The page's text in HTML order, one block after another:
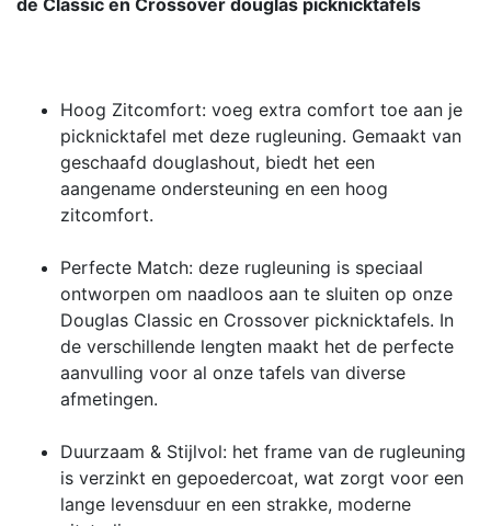
Hoog Zitcomfort: voeg extra comfort toe aan je
picknicktafel met deze rugleuning. Gemaakt van
geschaafd douglashout, biedt het een
aangename ondersteuning en een hoog
zitcomfort.
Perfecte Match: deze rugleuning is speciaal
ontworpen om naadloos aan te sluiten op onze
Douglas Classic en Crossover picknicktafels. In
de verschillende lengten maakt het de perfecte
aanvulling voor al onze tafels van diverse
afmetingen.
Duurzaam & Stijlvol: het frame van de rugleuning
is verzinkt en gepoedercoat, wat zorgt voor een
lange levensduur en een strakke, moderne